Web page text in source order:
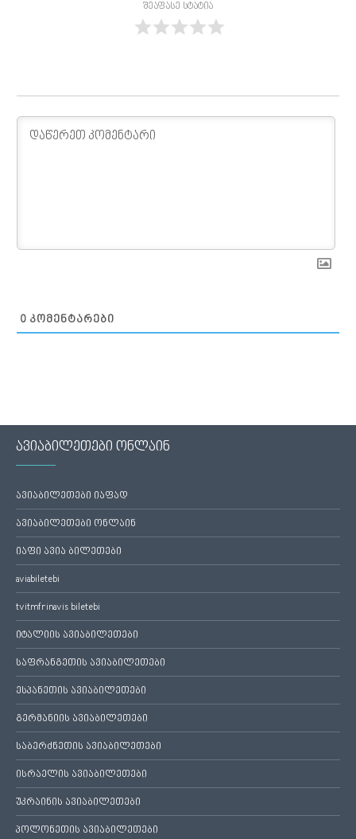
შეაფასე სტატია
0 ᲙᲝᲛᲔᲜᲢᲐᲠᲔᲑᲘ
ავიაბილეთები ონლაინ
ავიაბილეთები იაფად
ავიაბილეთები ონლაინ
იაფი ავია ბილეთები
aviabiletebi
tvitmfrinavis biletebi
იტალიის ავიაბილეთები
საფრანგეთის ავიაბილეთები
ესპანეთის ავიაბილეთები
გერმანიის ავიაბილეთები
საბერძნეთის ავიაბილეთები
ისრაელის ავიაბილეთები
უკრაინის ავიაბილეთები
პოლონეთის ავიაბილეთები